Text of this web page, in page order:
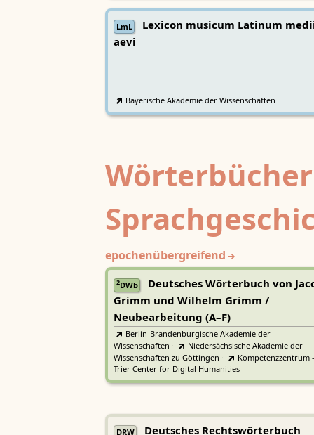
LmL
Lexicon musicum Latinum
aevi
Bayerische Akademie der Wissenschaften
epochenübergreifend
2DWb
Deutsches Wörterbuch von
Grimm und Wilhelm Grimm /
Neubearbeitung (A–F)
Berlin-Brandenburgische Akademie der
Wissenschaften ·
Niedersächsische Akademie der
Wissenschaften zu Göttingen ·
Kompetenzzentrum -
Trier Center for Digital Humanities
DRW Deutsches Rechtswörterbuch